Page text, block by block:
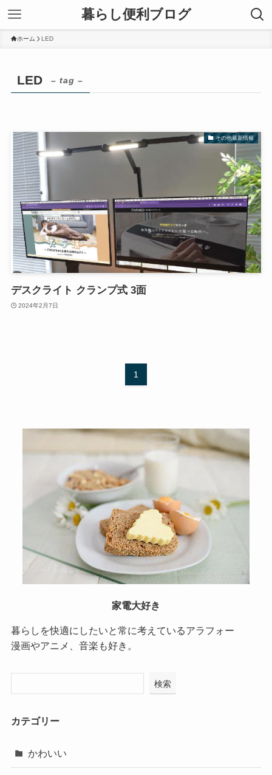
暮らし便利ブログ
ホーム LED
LED – tag –
その他最新情報
デスクライト クランプ式 3面
2024年2月7日
1
家電大好き
暮らしを快適にしたいと常に考えているアラフォー
漫画やアニメ、音楽も好き。
検索
カテゴリー
かわいい